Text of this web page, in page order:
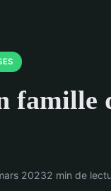
famille
20232 min de